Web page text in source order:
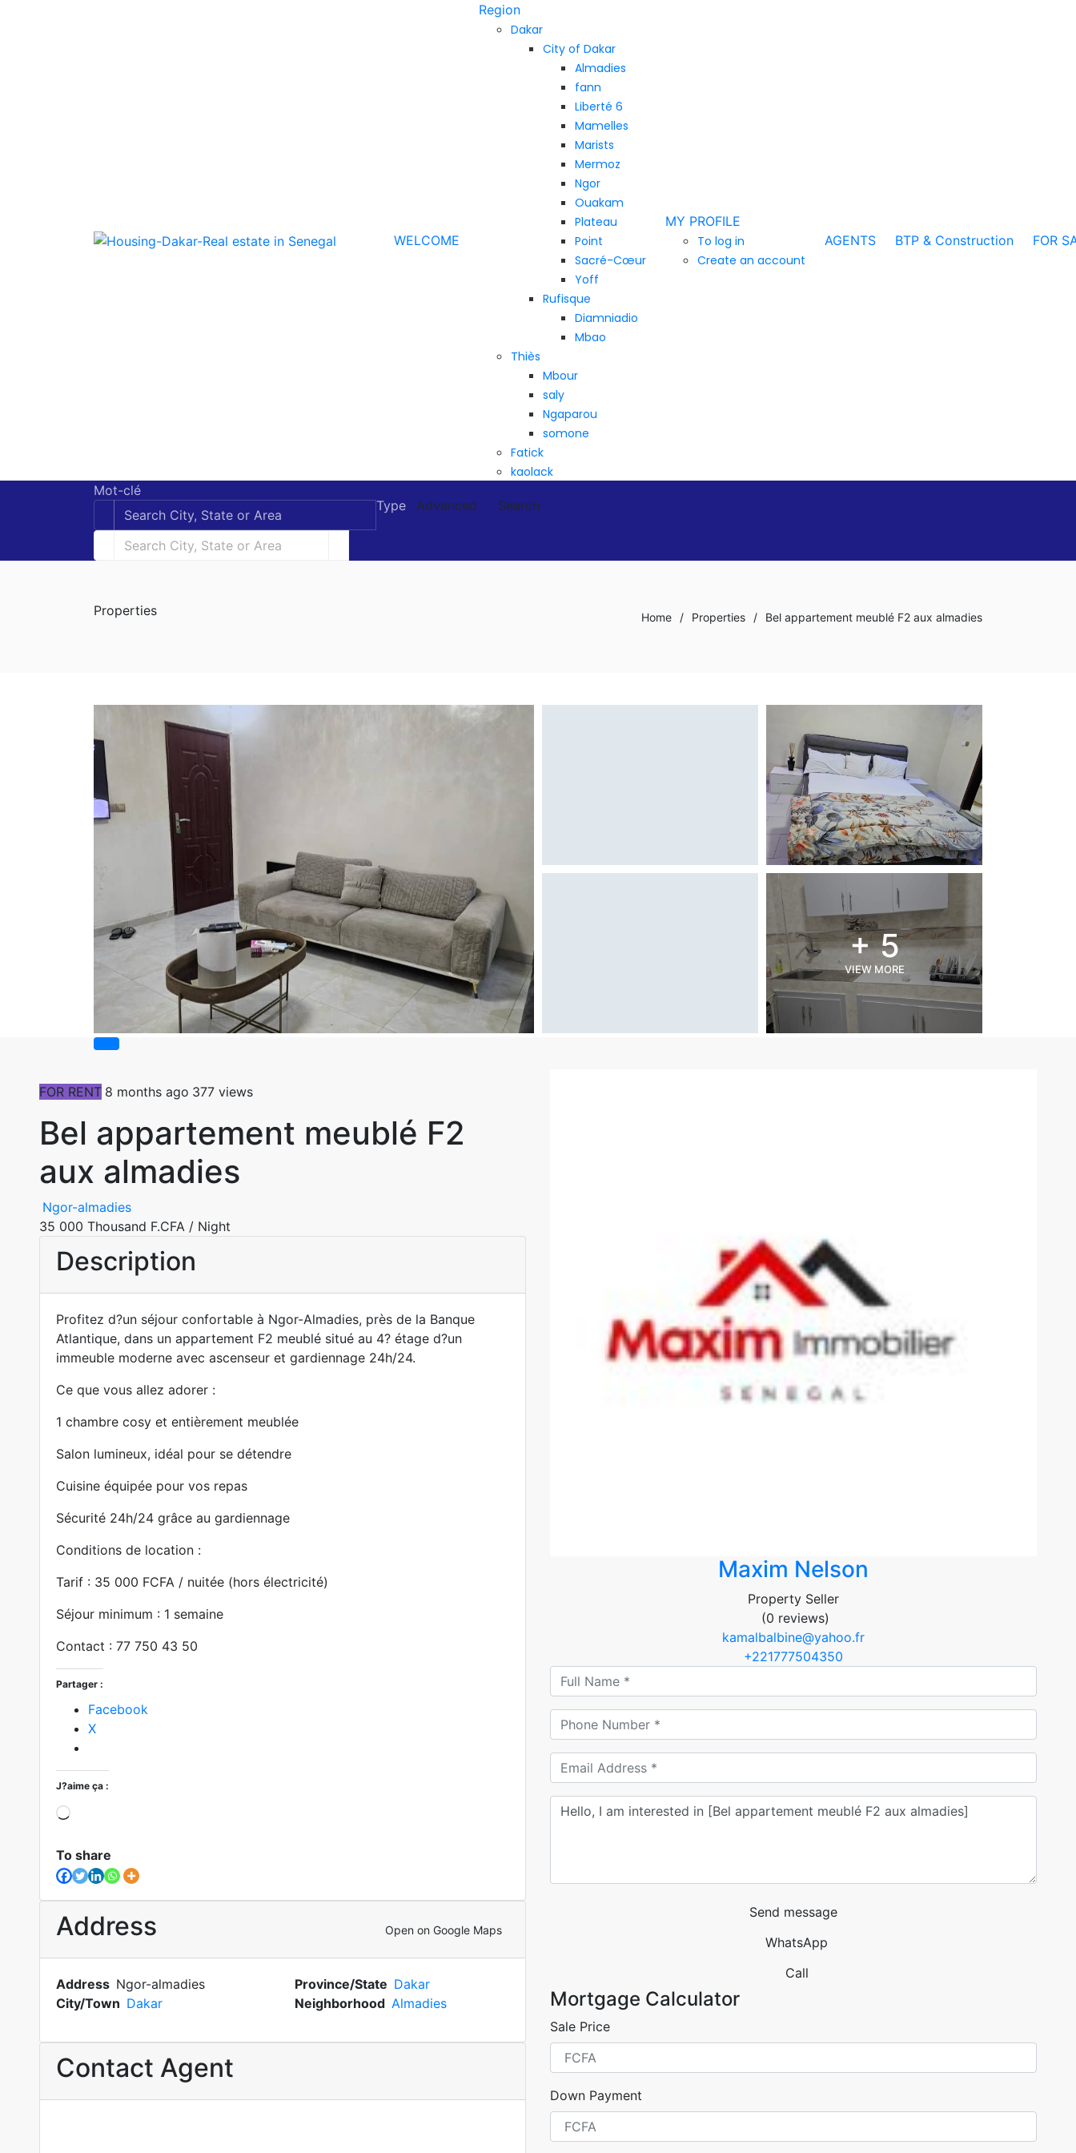
WELCOME
Region
Dakar
City of Dakar
Almadies
fann
Liberté 6
Mamelles
Marists
Mermoz
Ngor
Ouakam
Plateau
Point
Sacré-Cœur
Yoff
Rufisque
Diamniadio
Mbao
Thiès
Mbour
saly
Ngaparou
somone
Fatick
kaolack
MY PROFILE
To log in
Create an account
AGENTS BTP & Construction FOR
Mot-clé
Type
Advanced Search
Properties Home / Properties / Bel appartement meublé F2 aux almadies
+ 5
VIEW MORE
FOR RENT 8 months ago 377 views
Bel appartement meublé F2
aux almadies
Ngor-almadies
35 000 Thousand F.CFA / Night
Description
Profitez d?un séjour confortable à Ngor-Almadies, près de la Banque
Atlantique, dans un appartement F2 meublé situé au 4? étage d?un
immeuble moderne avec ascenseur et gardiennage 24h/24.
Ce que vous allez adorer :
1 chambre cosy et entièrement meublée
Salon lumineux, idéal pour se détendre
Cuisine équipée pour vos repas
Sécurité 24h/24 grâce au gardiennage
Conditions de location :
Tarif : 35 000 FCFA / nuitée (hors électricité)
Séjour minimum : 1 semaine
Contact : 77 750 43 50
Partager :
Facebook
X
J?aime ça :
Loading?
To share
Address Open on Google Maps
Address Ngor-almadies Province/State Dakar
City/Town Dakar Neighborhood Almadies
Contact Agent
Maxim Nelson
Property Seller
(0 reviews)
kamalbalbine@yahoo.fr
+221777504350
Send message
WhatsApp
Call
Mortgage Calculator
Sale Price
Down Payment